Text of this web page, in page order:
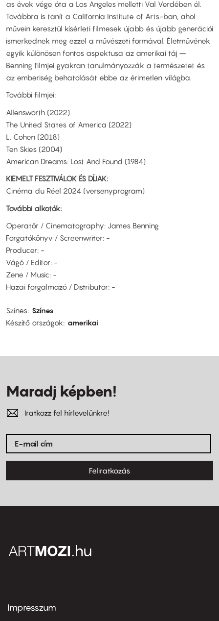
as évek vége óta a Los Angeles melletti Val Verdében él.
Továbbra is tanít a California Institute of Arts-ban, ahol
művein keresztül kísérleti filmesek újabb és újabb generációi
ismerkednek meg ezzel a művészeti formával. Életművének
egyik különösen fontos aspektusa az amerikai táj –
Benning filmjei gyakran tanulmányozzák a természetet és
az emberiség behatolását ebbe az érintetlen világba.
További filmjei:
Allensworth (2022)
The United States of America (2022)
L. Cohen (2018)
Ten Skies (2004)
American Dreams: Lost And Found (1984)
KIEMELT FESZTIVÁLOK ÉS DÍJAK:
Cinéma du Réel 2024 (versenyprogram)
További alkotók:
Operatőr / Cinematography: James Benning
Forgatókönyv / Screenwriter: -
Producer: -
Vágó / Editor: -
Zene / Music: -
Hazai forgalmazó / Distributor: -
Színes Színes
Készítő országok
amerikai
Maradj képben!
Iratkozz fel hírlevelünkre!
Feliratkozás
Footer
Impresszum